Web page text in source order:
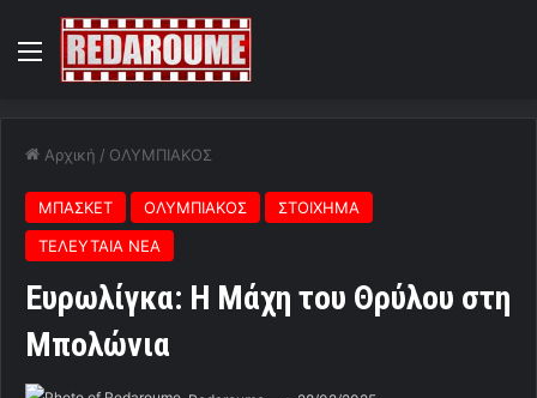
Menu
Αρχική / ΟΛΥΜΠΙΑΚΟΣ
ΜΠΑΣΚΕΤ ΟΛΥΜΠΙΑΚΟΣ
ΣΤΟΙΧΗΜΑ
ΤΕΛΕΥΤΑΙΑ ΝΕΑ
Ευρωλίγκα: Η Μάχη του Θρύλου στη
Μπολώνια